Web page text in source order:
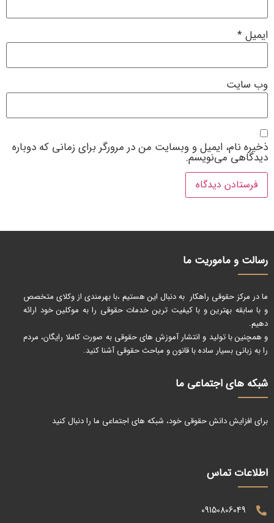
ایمیل*
وب‌ سایت
ذخیره نام، ایمیل و وبسایت من در مرورگر برای زمانی که دوباره
دیدگاهی می‌نویسم.
رسالت و ماموریت ما
ما در مرکز حقوقی راهکار به دنبال این هستیم ،با بهرمندی از وکلای متخصص
و با سابقه بهترین و با کیفیت ترین خدمات حقوقی را به موکلین خود ارائه
دهیم.
و همچنین با تولید و انتشار آموزش های حقوقی به صورت کاملا رایگان، مردم
را به زبانی بسیار ساده با قانون و مباحث حقوقی آشنا کنید.
شبکه های اجتماعی ما
برای افزایش دانش حقوقی خود، شبکه های اجتماعی ما را دنبال کنید
اطلاعات تماس
09150806049